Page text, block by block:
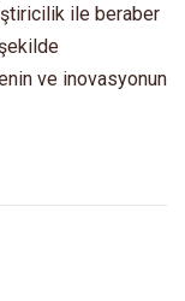
ile beraber
ve inovasyonun